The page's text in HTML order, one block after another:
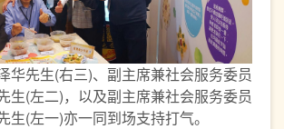
华先生(右三)、副主席兼社会服务委员
生(左二)，以及副主席兼社会服务委员
生(左一)亦一同到场支持打气。